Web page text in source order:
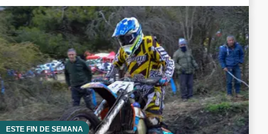
ESTE FIN DE SEMANA